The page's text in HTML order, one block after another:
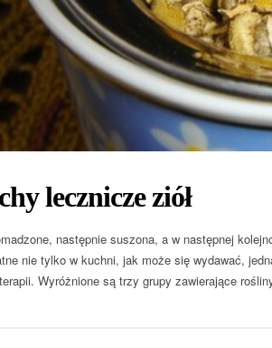
lecznicze ziół
następnie suszona, a w następnej
nie tylko w kuchni, jak może się wydawać,
Wyróżnione są trzy grupy zawierające